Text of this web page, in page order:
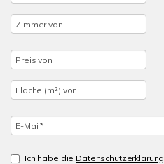
Ich habe die Datenschutzerklärung